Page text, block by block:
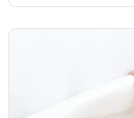
แนะของดี..การันตีด้ว
สะอาดผิวและผมขอ
หากคุณแม่กำลังมองหาแช
แม่ ABK มีของดีมาแนะน
ทำความสะอาดผิวและผมส